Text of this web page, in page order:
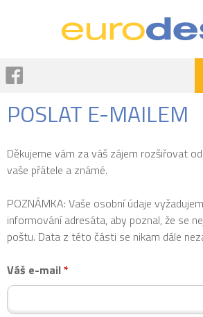
POSLAT E-MAILEM
Děkujeme vám za váš zájem rozšiřovat
vaše přátele a známé.
POZNÁMKA: Vaše osobní údaje
informování adresáta, aby poznal, že se
poštu. Data z této části se nikam dále
Váš e-mail*